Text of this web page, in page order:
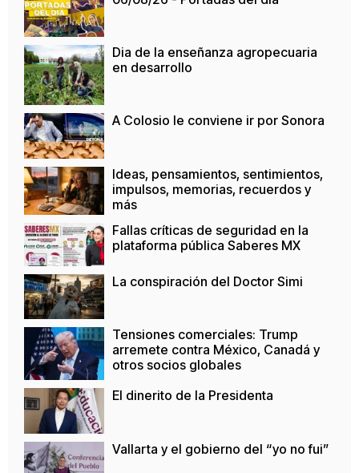
Dia de la enseñanza agropecuaria
en desarrollo
A Colosio le conviene ir por Sonora
Ideas, pensamientos, sentimientos,
impulsos, memorias, recuerdos y
más
Fallas críticas de seguridad en la
plataforma pública Saberes MX
La conspiración del Doctor Simi
Tensiones comerciales: Trump
arremete contra México, Canadá y
otros socios globales
El dinerito de la Presidenta
Vallarta y el gobierno del “yo no fui”